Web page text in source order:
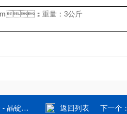
；重量：3公斤
载定向仪 返回列表 下一个：